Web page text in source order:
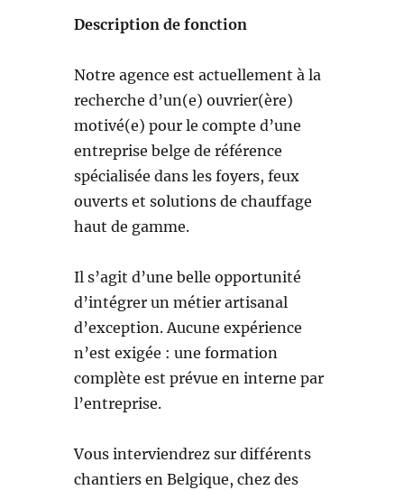
Description de fonction
Notre agence est actuellement à la
recherche d’un(e) ouvrier(ère)
motivé(e) pour le compte d’une
entreprise belge de référence
spécialisée dans les foyers, feux
ouverts et solutions de chauffage
haut de gamme.
Il s’agit d’une belle opportunité
d’intégrer un métier artisanal
d’exception. Aucune expérience
n’est exigée : une formation
complète est prévue en interne par
l’entreprise.
Vous interviendrez sur différents
chantiers en Belgique, chez des